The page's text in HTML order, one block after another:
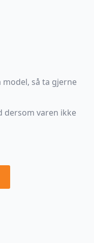
så ta gjerne
dersom varen ikke